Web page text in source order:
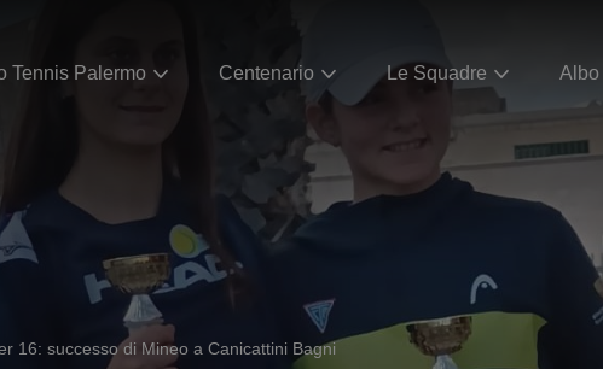
Tennis Palermo Centenario Le Squadre Albo
16: successo di Mineo a Canicattini Bagni